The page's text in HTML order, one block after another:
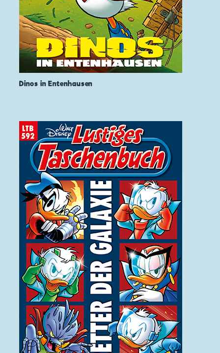
Dinos in Entenhausen